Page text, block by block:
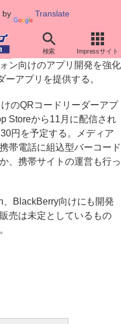
by Translate
検索 Impressサイト
リーダーアプリを開発
ン向けのアプリ開発を強化
アプリを提供する。
のQRコードリーダーアプ
Storeから11月に配信され
円を予定する。メディア
帯電話に組込型バーコード
、携帯サイトの運営も行っ
BlackBerry向けにも開発
売は未定としているもの